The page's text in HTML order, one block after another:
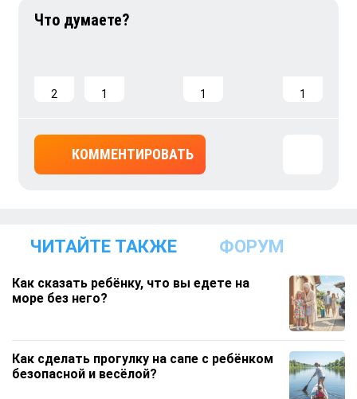
2 1 1 1
КОММЕНТИРОВАТЬ
ЧИТАЙТЕ ТАКЖЕ ФОРУМ
Как сказать ребёнку, что вы едете на
море без него?
Как сделать прогулку на сапе с ребёнком
безопасной и весёлой?